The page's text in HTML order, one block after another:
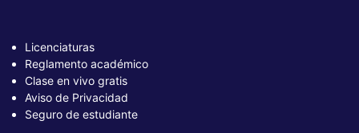
Licenciaturas
Reglamento académico
Clase en vivo gratis
Aviso de Privacidad
Seguro de estudiante